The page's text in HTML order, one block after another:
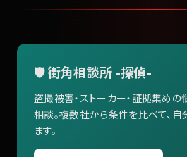
🛡️ 街角相談所 -探偵-
盗撮被害・ストーカー・証拠集め
相談。複数社から条件を比べて、
ます。